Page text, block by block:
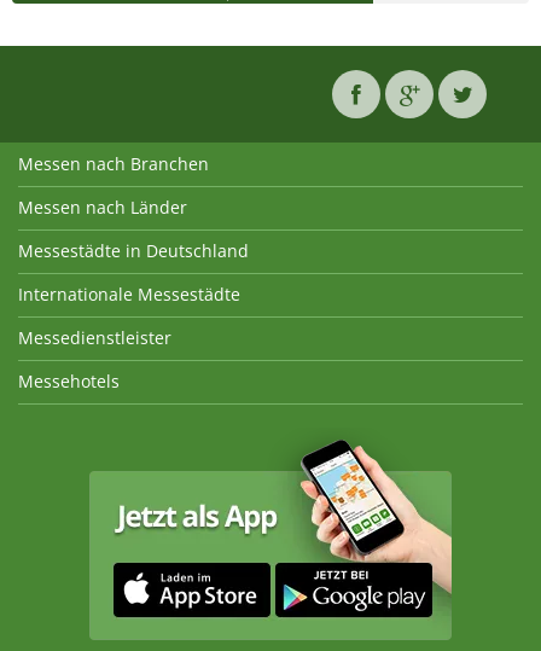
Messen nach Branchen
Messen nach Länder
Messestädte in Deutschland
Internationale Messestädte
Messedienstleister
Messehotels